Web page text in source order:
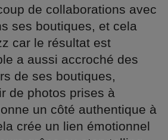
de collaborations avec
ses boutiques, et cela
car le résultat est
a aussi accroché des
de ses boutiques,
de photos prises à
un côté authentique à
crée un lien émotionnel